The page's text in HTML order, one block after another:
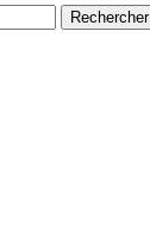
Rechercher